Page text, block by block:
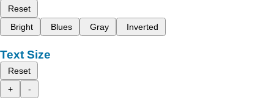
Reset
Bright
Blues Gray Inverted
Text Size
Reset
+
-